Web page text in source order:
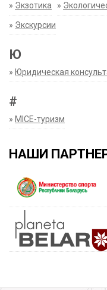
» Экзотика »
» Экскурсии
Ю
» Юридическая
#
» MICE-туризм
НАШИ